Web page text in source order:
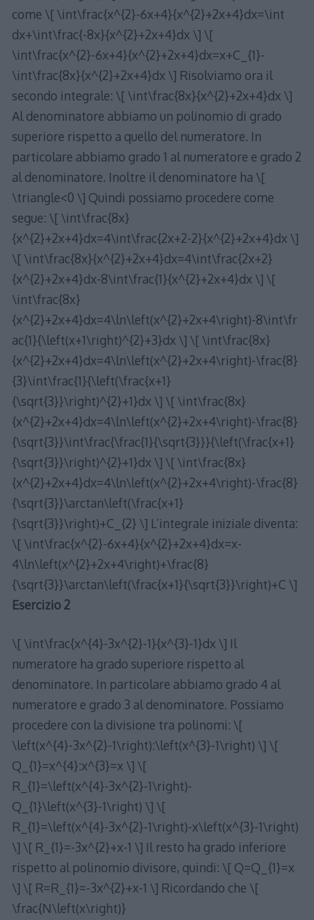
come \[ \int\frac{x^{2}-6x+4}{x^{2}+2x+4}dx=\int
dx+\int\frac{-8x}{x^{2}+2x+4}dx \] \[
\int\frac{x^{2}-6x+4}{x^{2}+2x+4}dx=x+C_{1}-
\int\frac{8x}{x^{2}+2x+4}dx \] Risolviamo ora il
secondo integrale: \[ \int\frac{8x}{x^{2}+2x+4}dx \]
Al denominatore abbiamo un polinomio di grado
superiore rispetto a quello del numeratore. In
particolare abbiamo grado 1 al numeratore e grado 2
al denominatore. Inoltre il denominatore ha \[
\triangle<0 \] Quindi possiamo procedere come
segue: \[ \int\frac{8x}
{x^{2}+2x+4}dx=4\int\frac{2x+2-2}{x^{2}+2x+4}dx \]
\[ \int\frac{8x}{x^{2}+2x+4}dx=4\int\frac{2x+2}
{x^{2}+2x+4}dx-8\int\frac{1}{x^{2}+2x+4}dx \] \[
\int\frac{8x}
{x^{2}+2x+4}dx=4\ln\left(x^{2}+2x+4\right)-8\int\fr
ac{1}{\left(x+1\right)^{2}+3}dx \] \[ \int\frac{8x}
{x^{2}+2x+4}dx=4\ln\left(x^{2}+2x+4\right)-\frac{8}
{3}\int\frac{1}{\left(\frac{x+1}
{\sqrt{3}}\right)^{2}+1}dx \] \[ \int\frac{8x}
{x^{2}+2x+4}dx=4\ln\left(x^{2}+2x+4\right)-\frac{8}
{\sqrt{3}}\int\frac{\frac{1}{\sqrt{3}}}{\left(\frac{x+1}
{\sqrt{3}}\right)^{2}+1}dx \] \[ \int\frac{8x}
{x^{2}+2x+4}dx=4\ln\left(x^{2}+2x+4\right)-\frac{8}
{\sqrt{3}}\arctan\left(\frac{x+1}
{\sqrt{3}}\right)+C_{2} \] L’integrale iniziale diventa:
\[ \int\frac{x^{2}-6x+4}{x^{2}+2x+4}dx=x-
4\ln\left(x^{2}+2x+4\right)+\frac{8}
{\sqrt{3}}\arctan\left(\frac{x+1}{\sqrt{3}}\right)+C \]
Esercizio 2
\[ \int\frac{x^{4}-3x^{2}-1}{x^{3}-1}dx \] Il
numeratore ha grado superiore rispetto al
denominatore. In particolare abbiamo grado 4 al
numeratore e grado 3 al denominatore. Possiamo
procedere con la divisione tra polinomi: \[
\left(x^{4}-3x^{2}-1\right):\left(x^{3}-1\right) \] \[
Q_{1}=x^{4}:x^{3}=x \] \[
R_{1}=\left(x^{4}-3x^{2}-1\right)-
Q_{1}\left(x^{3}-1\right) \] \[
R_{1}=\left(x^{4}-3x^{2}-1\right)-x\left(x^{3}-1\right)
\] \[ R_{1}=-3x^{2}+x-1 \] Il resto ha grado inferiore
rispetto al polinomio divisore, quindi: \[ Q=Q_{1}=x
\] \[ R=R_{1}=-3x^{2}+x-1 \] Ricordando che \[
\frac{N\left(x\right)}